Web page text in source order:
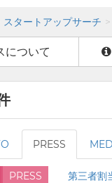
スタートアップサーチ
について
PRESS
PRESS 第三者割